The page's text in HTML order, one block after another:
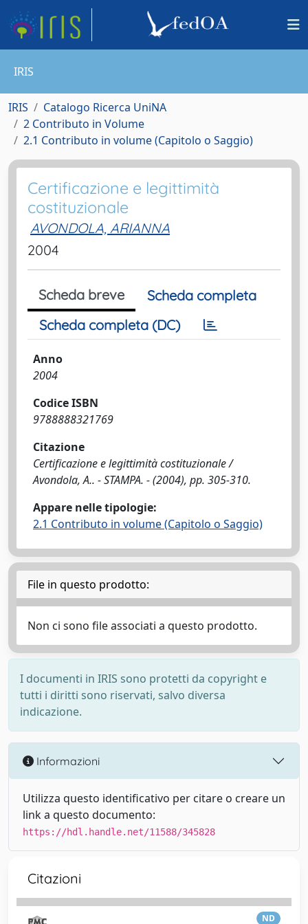
IRIS
IRIS
Catalogo Ricerca UniNA
2 Contributo in Volume
2.1 Contributo in volume (Capitolo o Saggio)
Certificazione e legittimità
costituzionale
AVONDOLA, ARIANNA
2004
Scheda breve
Scheda completa
Scheda completa (DC)
Anno
2004
Codice ISBN
9788888321769
Citazione
Certificazione e legittimità costituzionale /
Avondola, A.. - STAMPA. - (2004), pp. 305-310.
Appare nelle tipologie:
2.1 Contributo in volume (Capitolo o Saggio)
File in questo prodotto:
Non ci sono file associati a questo prodotto.
I documenti in IRIS sono protetti da copyright e
tutti i diritti sono riservati, salvo diversa
indicazione.
Informazioni
Utilizza questo identificativo per citare o creare un
link a questo documento:
https://hdl.handle.net/11588/345828
Citazioni
ND